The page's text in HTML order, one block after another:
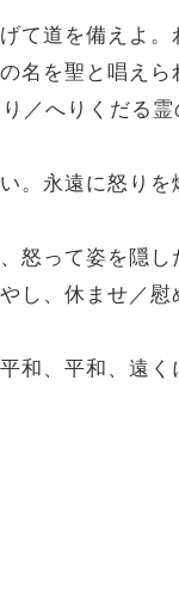
て道を備えよ
名を聖と唱え
／へりくだる
。永遠に怒り
怒って姿を隠し
し、休ませ／
和、平和、遠